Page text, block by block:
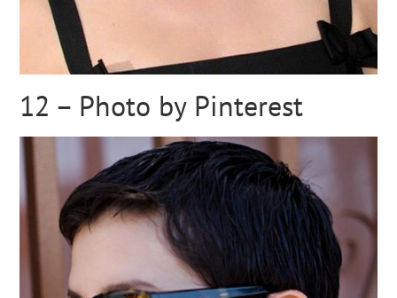
12 – Photo by Pinterest